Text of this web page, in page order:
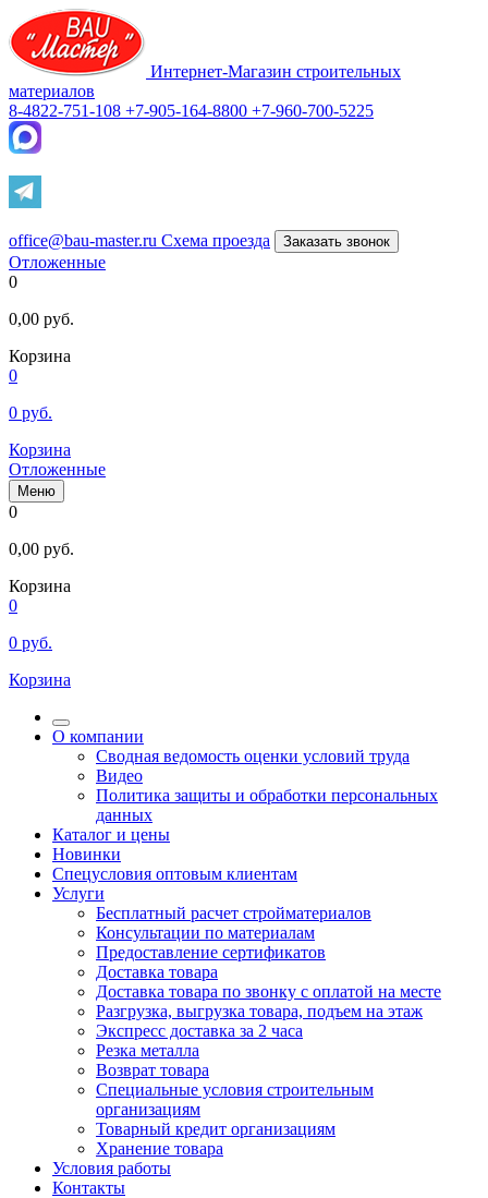
Интернет-Магазин строительных
материалов
8-4822-751-108 +7-905-164-8800 +7-960-700-5225
office@bau-master.ru Схема проезда Заказать звонок
Отложенные
0
0,00 руб.
Корзина
0
0 руб.
Корзина
Отложенные
Меню
0
0,00 руб.
Корзина
0
0 руб.
Корзина
О компании
Сводная ведомость оценки условий труда
Видео
Политика защиты и обработки персональных
данных
Каталог и цены
Новинки
Спецусловия оптовым клиентам
Услуги
Бесплатный расчет стройматериалов
Консультации по материалам
Предоставление сертификатов
Доставка товара
Доставка товара по звонку с оплатой на месте
Разгрузка, выгрузка товара, подъем на этаж
Экспресс доставка за 2 часа
Резка металла
Возврат товара
Специальные условия строительным
организациям
Товарный кредит организациям
Хранение товара
Условия работы
Контакты